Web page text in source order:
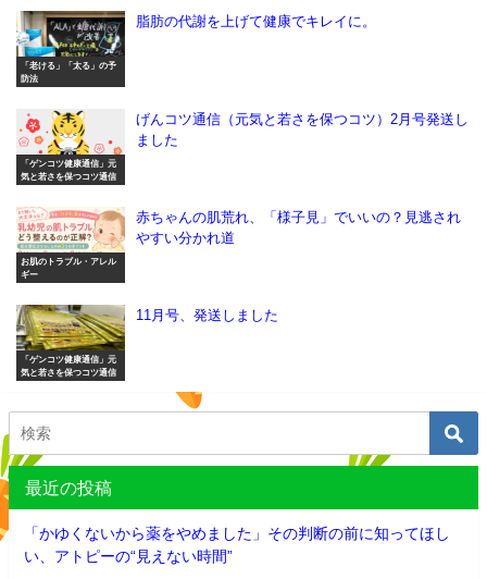
「老ける」「太る」の予
防法
脂肪の代謝を上げて健康でキレイに。
「ゲンコツ健康通信」元
気と若さを保つコツ通信
げんコツ通信（元気と若さを保つコツ）2月号発送し
ました
お肌のトラブル・アレル
ギー
赤ちゃんの肌荒れ、「様子見」でいいの？見逃され
やすい分かれ道
「ゲンコツ健康通信」元
気と若さを保つコツ通信
11月号、発送しました
最近の投稿
「かゆくないから薬をやめました」その判断の前に知ってほし
い、アトピーの“見えない時間”